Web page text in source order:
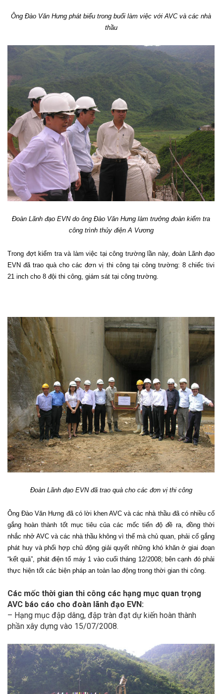
Ông Đào Văn Hưng phát biểu trong buổi làm việc với AVC và các nhà
thầu
Đoàn Lãnh đạo EVN do ông Đào Văn Hưng làm trưởng đoàn kiểm tra
công trình thủy điện A Vương
Trong đợt kiểm tra và làm việc tại công trường lần này, đoàn Lãnh đạo
EVN đã trao quà cho các đơn vị thi công tại công trường: 8 chiếc tivi
21 inch cho 8 đội thi công, giám sát tại công trường.
Đoàn Lãnh đạo EVN đã trao quà cho các đơn vị thi công
Ông Đào Văn Hưng đã có lời khen AVC và các nhà thầu đã có nhiều cố
gắng hoàn thành tốt mục tiêu của các mốc tiến độ đề ra, đồng thời
nhắc nhở AVC và các nhà thầu không vì thế mà chủ quan, phải cố gắng
phát huy và phối hợp chủ động giải quyết những khó khăn ở giai đoạn
“kết quả”, phát điện tổ máy 1 vào cuối tháng 12/2008; bên cạnh đó phải
thực hiện tốt các biện pháp an toàn lao động trong thời gian thi công.
Các mốc thời gian thi công các hạng mục quan trọng
AVC báo cáo cho đoàn lãnh đạo EVN:
– Hạng mục đập dâng, đập tràn đạt dự kiến hoàn thành
phần xây dựng vào 15/07/2008.